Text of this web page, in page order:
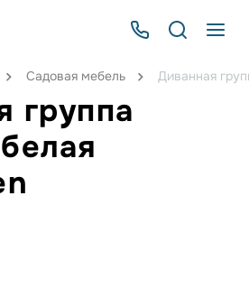
Садовая мебель Диванная
группа